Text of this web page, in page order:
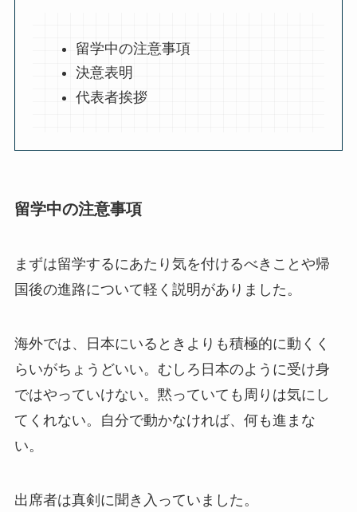
留学中の注意事項
決意表明
代表者挨拶
留学中の注意事項
まずは留学するにあたり気を付けるべきことや帰
国後の進路について軽く説明がありました。
海外では、日本にいるときよりも積極的に動くく
らいがちょうどいい。むしろ日本のように受け身
ではやっていけない。黙っていても周りは気にし
てくれない。自分で動かなければ、何も進まな
い。
出席者は真剣に聞き入っていました。